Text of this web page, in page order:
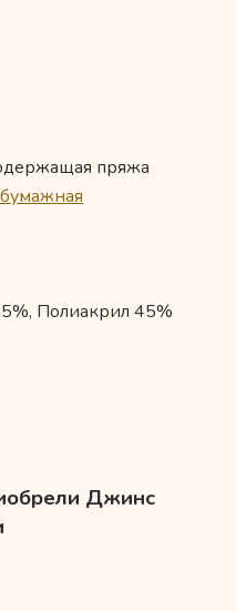
пряжа
Полиакрил 45%
Джинс